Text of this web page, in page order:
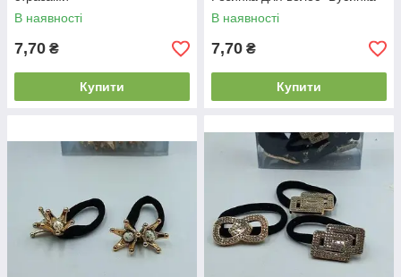
В наявності
7,70 ₴
Купити
В наявності
7,70 ₴
Купити